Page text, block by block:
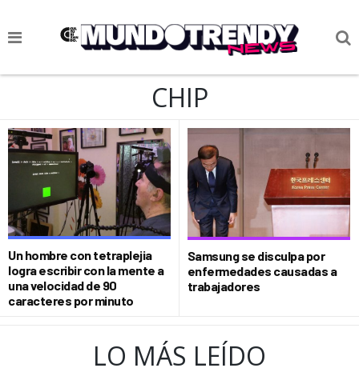
NOTICIAS
CIENCIA Y TECNOLOGÍA
VIDA
SOCIEDAD
CULTURIZANDO.COM
CHIP
Un hombre con tetraplejia
logra escribir con la mente a
una velocidad de 90
caracteres por minuto
Samsung se disculpa por
enfermedades causadas a
trabajadores
LO MÁS LEÍDO